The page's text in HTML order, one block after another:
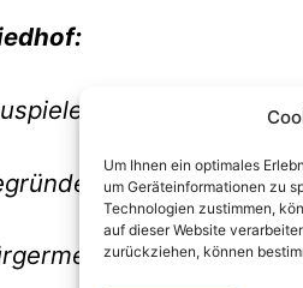
Um Ihnen ein optimales
um Geräteinformationen zu
Technologien zustimmen,
auf dieser Website
zurückziehen, können
–
der
–